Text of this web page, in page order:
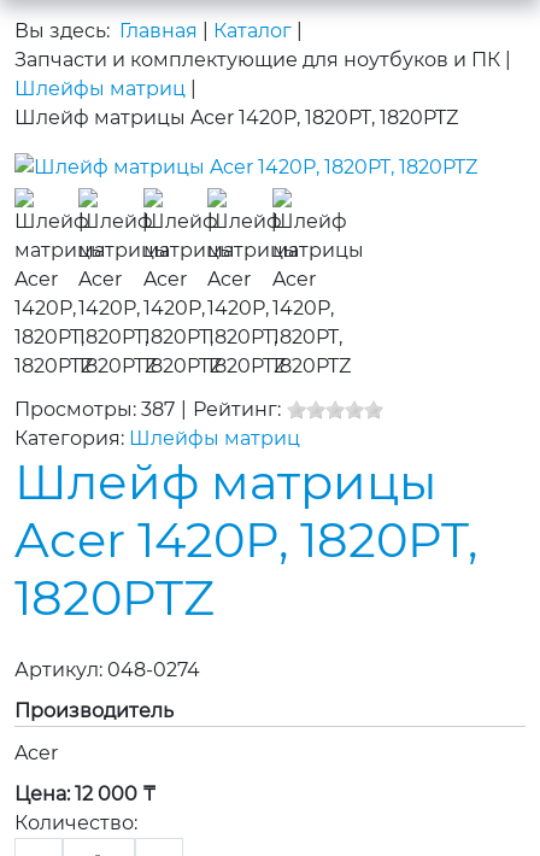
Вы здесь: Главная Каталог
Запчасти и комплектующие для ноутбуков и ПК
Шлейфы матриц
Шлейф матрицы Acer 1420P, 1820PT, 1820PTZ
Просмотры: 387
Рейтинг:
Категория: Шлейфы матриц
Шлейф матрицы
Acer 1420P, 1820PT,
1820PTZ
Артикул: 048-0274
Производитель
Acer
Цена: 12 000 ₸
Количество: